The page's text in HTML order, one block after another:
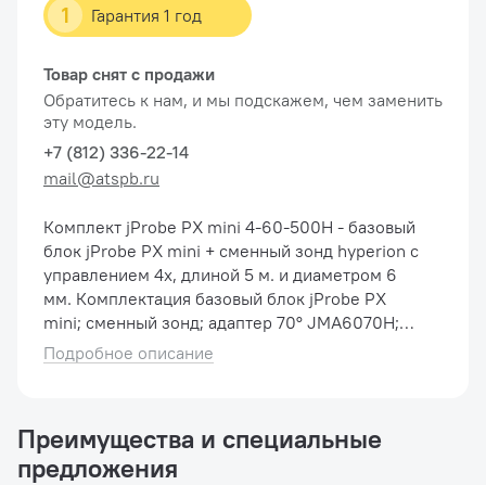
1 Гарантия 1 год
Комплект jProbe PX mini 4-60-500H - базовый
блок jProbe PX mini + сменный зонд hyperion с
управлением 4x, длиной 5 м. и диаметром 6
мм. Комплектация базовый блок jProbe PX
mini; сменный зонд; адаптер 70° JMA6070H;
адаптер с двумя направлениями обзора 0/90°
JMA60090H; измерительная насадка JMT60H;
Подробное описание
Товар снят с продажи
Обратитесь к нам, и мы подскажем, чем заменить
эту модель.
+7 (812) 336-22-14
mail@atspb.ru
Преимущества и специальные
предложения